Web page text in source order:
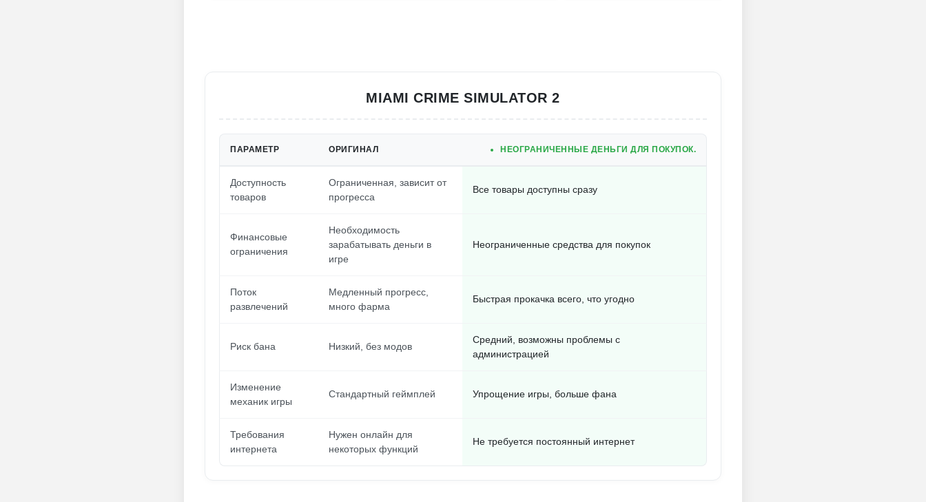
MIAMI CRIME SIMULATOR 2
ПАРАМЕТР ОРИГИНАЛ НЕОГРАНИЧЕННЫЕ ДЕНЬГИ ДЛЯ ПОКУПОК.
Доступность
товаров
Ограниченная, зависит от
прогресса
Все товары доступны сразу
Финансовые
ограничения
Необходимость
зарабатывать деньги в
игре
Неограниченные средства для покупок
Поток
развлечений
Медленный прогресс,
много фарма
Быстрая прокачка всего, что угодно
Риск бана Низкий, без модов
Средний, возможны проблемы с
администрацией
Изменение
механик игры
Стандартный геймплей Упрощение игры, больше фана
Требования
интернета
Нужен онлайн для
некоторых функций
Не требуется постоянный интернет